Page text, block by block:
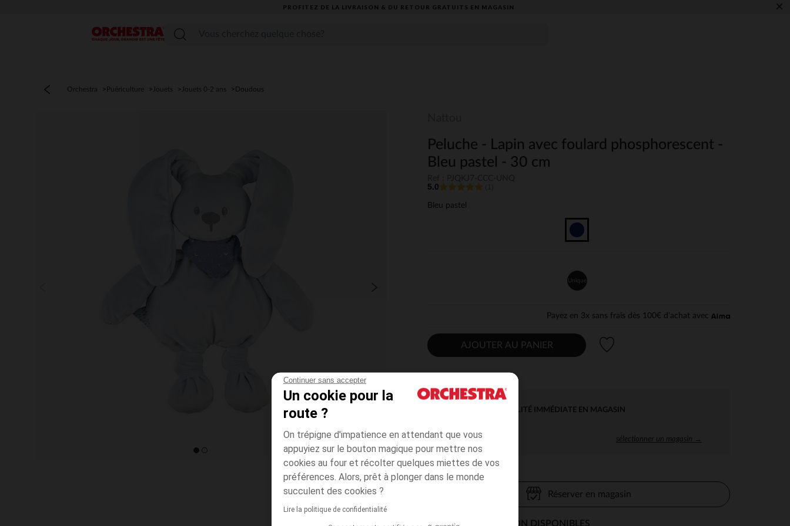
Continuer sans accepter
Un cookie pour la
route ?
On trépigne d'impatience en attendant que vous
appuyiez sur le bouton magique pour mettre nos
cookies au four et récolter quelques miettes de vos
préférences. Alors, prêt à plonger dans le monde
succulent des cookies ?
Lire la politique de confidentialité
PROFITEZ DE LA LIVRAISON & DU RETOUR GRATUITS EN MAGASIN​ ×
Menu
Orchestra Puériculture Jouets Jouets 0-2 ans Doudous
Peluche - Lapin avec foulard phosphorescent -
Bleu pastel - 30 cm
5.0
Bleu pastel
Unique
Payez en 3x sans frais dès 100€ d'achat avec
AJOUTER AU PANIER
DISPONIBILITÉ IMMÉDIATE EN MAGASIN
sélectionner un magasin →
Réserver en magasin
MODES DE LIVRAISON DISPONIBLES